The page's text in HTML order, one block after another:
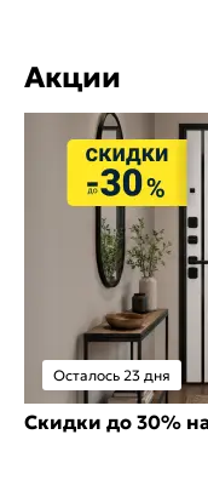
Акции
Осталось 23 дня
Скидки до 30%